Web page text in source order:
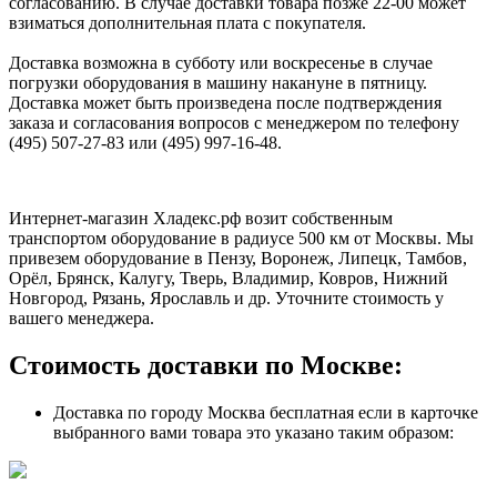
взиматься дополнительная плата с покупателя.
Доставка возможна в субботу или воскресенье в случае
погрузки оборудования в машину накануне в пятницу.
Доставка может быть произведена после подтверждения
заказа и согласования вопросов с менеджером по телефону
(495) 507-27-83 или (495) 997-16-48.
Интернет-магазин Хладекс.рф возит собственным
транспортом оборудование в радиусе 500 км от Москвы. Мы
привезем оборудование в Пензу, Воронеж, Липецк, Тамбов,
Орёл, Брянск, Калугу, Тверь, Владимир, Ковров, Нижний
Новгород, Рязань, Ярославль и др. Уточните стоимость у
вашего менеджера.
Стоимость доставки по Москве:
Доставка по городу Москва бесплатная если в карточке
выбранного вами товара это указано таким образом: